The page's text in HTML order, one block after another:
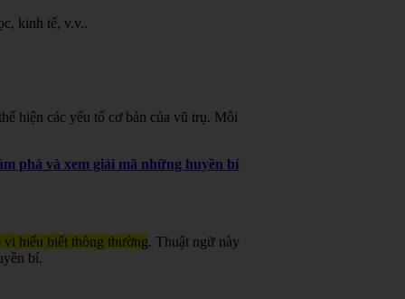
kinh tế, v.v..
hiện các yếu tố cơ bản của vũ trụ. Mỗi
phá và xem giải mã những huyền bí
vi hiểu biết thông thường. Thuật ngữ này
bí.